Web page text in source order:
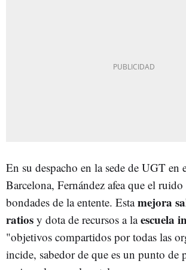
En su despacho en la sede de UGT en
Barcelona, Fernández afea que el
bondades de la entente. Estamejora
ratios y dota de recursos a laescuela
"objetivos compartidos por todas las
incide, sabedor de que es un punto de